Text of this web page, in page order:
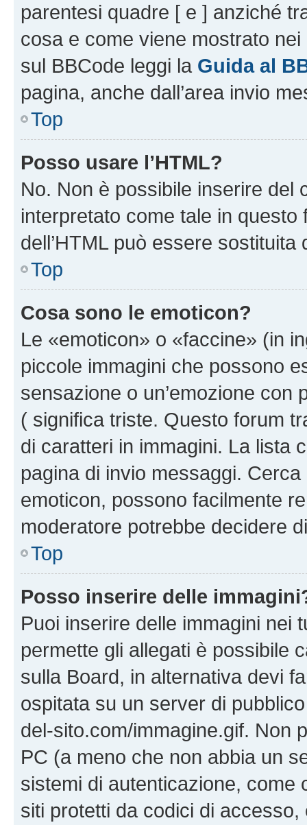
parentesi quadre [ e ] anziché
cosa e come viene mostrato
sul BBCode leggi la Guida al
pagina, anche dall’area invio
Top
Posso usare l’HTML?
No. Non è possibile inserire del
interpretato come tale in
dell’HTML può essere sostituita
Top
Cosa sono le emoticon?
Le «emoticon» o «faccine» (in
piccole immagini che possono
sensazione o un’emozione
( significa triste. Questo forum
di caratteri in immagini. La lista
pagina di invio messaggi.
emoticon, possono facilmente
moderatore potrebbe decidere
Top
Posso inserire delle
Puoi inserire delle immagini nei
permette gli allegati è possibile
sulla Board, in alternativa devi
ospitata su un server di
del-sito.com/immagine.gif. Non
PC (a meno che non abbia un
sistemi di autenticazione, come
siti protetti da codici di